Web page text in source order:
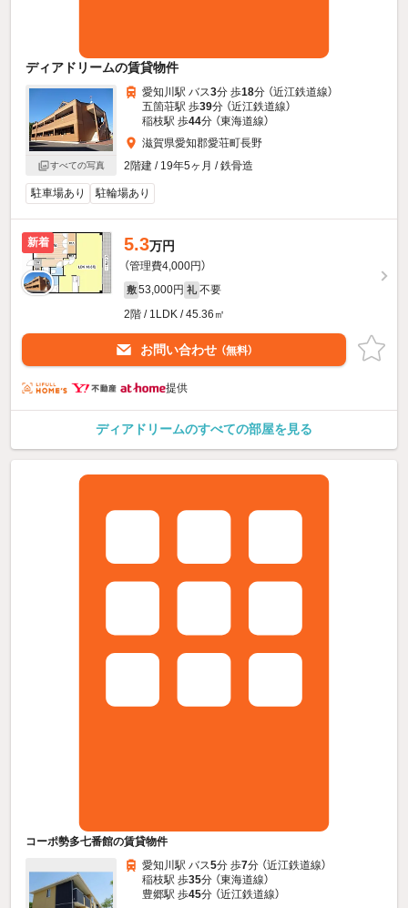
ディアドリームの賃貸物件
すべての写真
愛知川駅 バス3分 歩18分 （近江鉄道線）
五箇荘駅 歩39分 （近江鉄道線）
稲枝駅 歩44分 （東海道線）
滋賀県愛知郡愛荘町長野
2階建 / 19年5ヶ月 / 鉄骨造
駐車場あり 駐輪場あり
新着 5.3万円
（管理費4,000円）
敷 53,000円 礼 不要
2階 / 1LDK / 45.36㎡
お問い合わせ （無料）
提供
ディアドリームのすべての部屋を見る
コーポ勢多七番館の賃貸物件
愛知川駅 バス5分 歩7分 （近江鉄道線）
稲枝駅 歩35分 （東海道線）
豊郷駅 歩45分 （近江鉄道線）